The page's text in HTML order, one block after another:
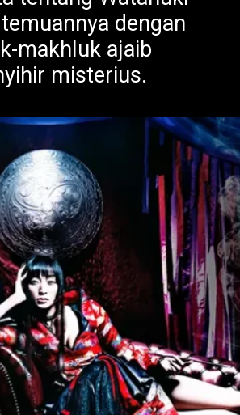
dengan
makhluk ajaib
misterius.